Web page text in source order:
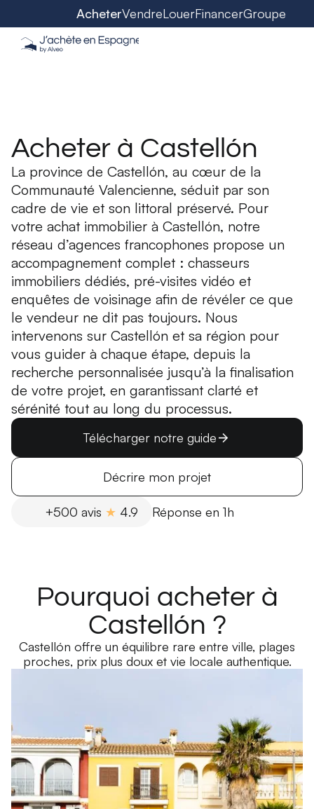
AcheterVendreLouerFinancerGroupe
Acheter à Castellón
La province de Castellón, au cœur de la
Communauté Valencienne, séduit par son
cadre de vie et son littoral préservé. Pour
votre achat immobilier à Castellón, notre
réseau d’agences francophones propose un
accompagnement complet : chasseurs
immobiliers dédiés, pré-visites vidéo et
enquêtes de voisinage afin de révéler ce que
le vendeur ne dit pas toujours. Nous
intervenons sur Castellón et sa région pour
vous guider à chaque étape, depuis la
recherche personnalisée jusqu’à la finalisation
de votre projet, en garantissant clarté et
sérénité tout au long du processus.
Télécharger notre guide
Décrire mon projet
+500 avis ★ 4.9 Réponse en 1h
Pourquoi acheter à
Castellón ?
Castellón offre un équilibre rare entre ville, plages
proches, prix plus doux et vie locale authentique.